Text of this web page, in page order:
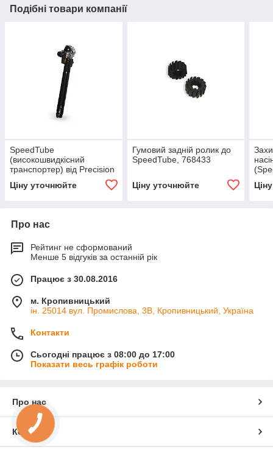
Подібні товари компанії
SpeedTube
(високошвидкісний
транспортер) від Precision
Ціну уточнюйте
Гумовий задній ролик до
SpeedTube, 768433
Ціну уточнюйте
Про нас
Рейтинг не сформований
Менше 5 відгуків за останній рік
Працює з 30.08.2016
м. Кропивницький
ін. 25014 вул. Промислова, 3В, Кропивницький, Україна
Контакти
Сьогодні працює з 08:00 до 17:00
Показати весь графік роботи
Про нас
Контакти